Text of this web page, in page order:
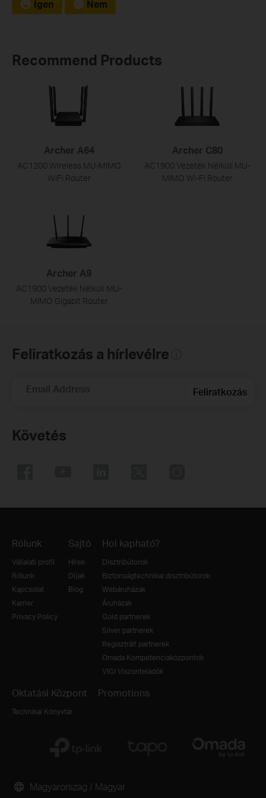
Igen Nem
Recommend Products
Archer A64
AC1200 Wireless MU-MIMO
WiFi Router
Archer C80
AC1900 Vezeték Nélküli MU-
MIMO Wi-Fi Router
Archer A9
AC1900 Vezeték Nélküli MU-
MIMO Gigabit Router
Feliratkozás a hírlevélre
Email Address Feliratkozás
Követés
Rólunk
Vállalati profil
Rólunk
Kapcsolat
Karrier
Privacy Policy
Sajtó
Hírek
Díjak
Blog
Hol kapható?
Disztribútorok
Biztonságtechnikai disztribútorok
Webáruházak
Áruházak
Gold partnerek
Silver partnerek
Regisztrált partnerek
Omada Kompetenciaközpontok
VIGI Viszonteladók
Oktatási Központ
Technikai Könyvtár
Promotions
Magyarország / Magyar